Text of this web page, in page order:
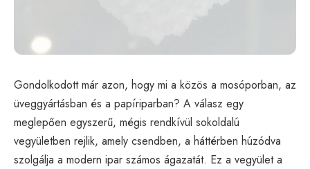
Gondolkodott már azon, hogy mi a közös a mosóporban, az
üveggyártásban és a papíriparban? A válasz egy
meglepően egyszerű, mégis rendkívül sokoldalú
vegyületben rejlik, amely csendben, a háttérben húzódva
szolgálja a modern ipar számos ágazatát. Ez a vegyület a